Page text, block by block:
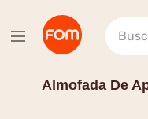
Buscar
Almofada De